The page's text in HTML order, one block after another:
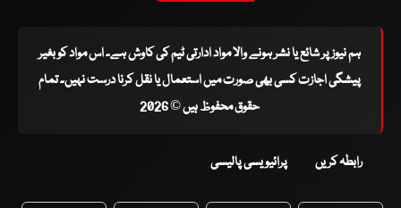
ہم نیوز پر شائع یا نشر ہونے والا مواد ادارتی ٹیم کی کاوش ہے۔ اس مواد کو بغیر
پیشگی اجازت کسی بھی صورت میں استعمال یا نقل کرنا درست نہیں۔ تمام
حقوق محفوظ ہیں © 2026
رابطہ کریں پرائیویسی پالیسی